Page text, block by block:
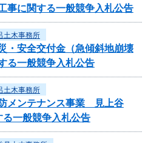
事に関する一般競争入札公告
土木事務所
・安全交付金（急傾斜地崩壊
る一般競争入札公告
土木事務所
メンテナンス事業 見上谷
一般競争入札公告